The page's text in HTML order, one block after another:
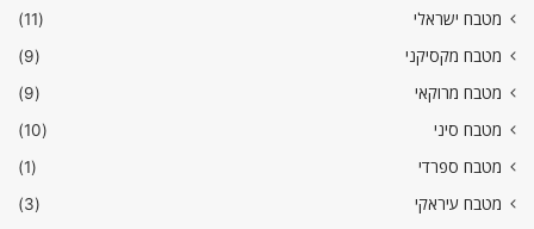
מטבח ישראלי
(11)
מטבח מקסיקני
(9)
מטבח מרוקאי
(9)
מטבח סיני
(10)
מטבח ספרדי
(1)
מטבח עיראקי
(3)